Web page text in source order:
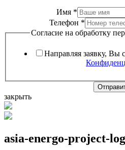
Имя *
Телефон *
Согласие на обработку
Направляя заявку, Вы
закрыть
asia-energo-project-